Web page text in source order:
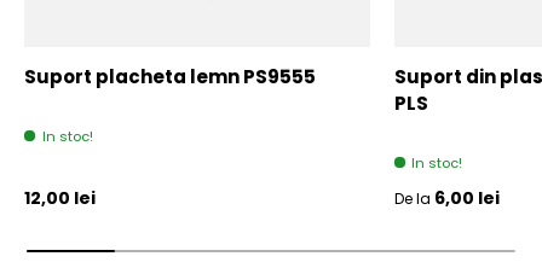
Suport placheta lemn PS9555
In stoc!
Pret initial
12,00 lei
Suport din
PLS
In stoc!
Pret initial
De la 6,00 lei